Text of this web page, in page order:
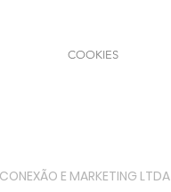
COOKIES
E MARKETING LTDA